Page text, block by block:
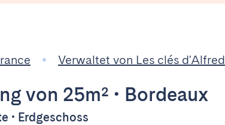
Verwaltet von Les clés d'Alfred
von 25m² • Bordeaux
• Erdgeschoss